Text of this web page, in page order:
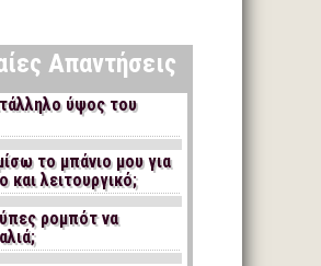
Απαντήσεις
ύψος του
το μπάνιο μου για
και λειτουργικό;
ρομπότ να